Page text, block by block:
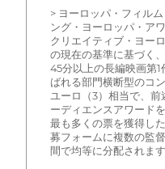
> ヨーロッパ・フィル
ング・ヨーロッパ・ア
クリエイティブ・ヨー
の現在の基準に基づく
45分以上の長編映画第
ばれる部門横断型のコ
ユーロ（3）相当で、
ーディエンスアワード
最も多くの票を獲得し
募フォームに複数の監
間で均等に分配されます